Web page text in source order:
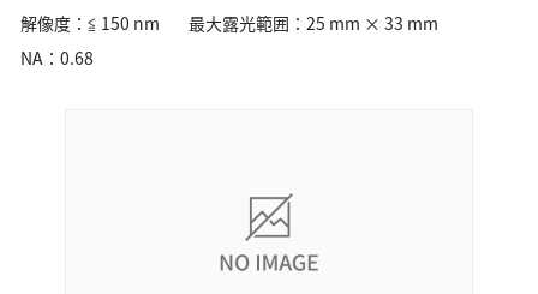
解像度：≦ 150 nm
最大露光範囲：25 mm × 33 mm
NA：0.68